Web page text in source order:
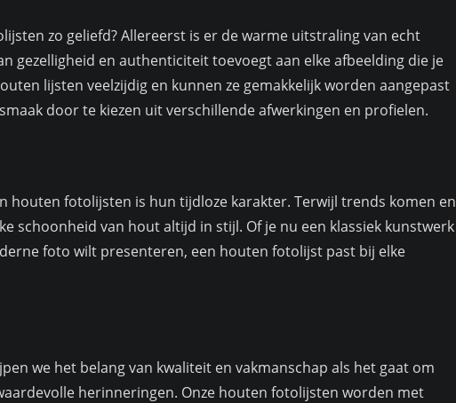
zo geliefd? Allereerst is er de warme uitstraling van echt
gezelligheid en authenticiteit toevoegt aan elke afbeelding die je
lijsten veelzijdig en kunnen ze gemakkelijk worden aangepast
door te kiezen uit verschillende afwerkingen en profielen.
houten fotolijsten is hun tijdloze karakter. Terwijl trends komen en
schoonheid van hout altijd in stijl. Of je nu een klassiek kunstwerk
foto wilt presenteren, een houten fotolijst past bij elke
we het belang van kwaliteit en vakmanschap als het gaat om
herinneringen. Onze houten fotolijsten worden met